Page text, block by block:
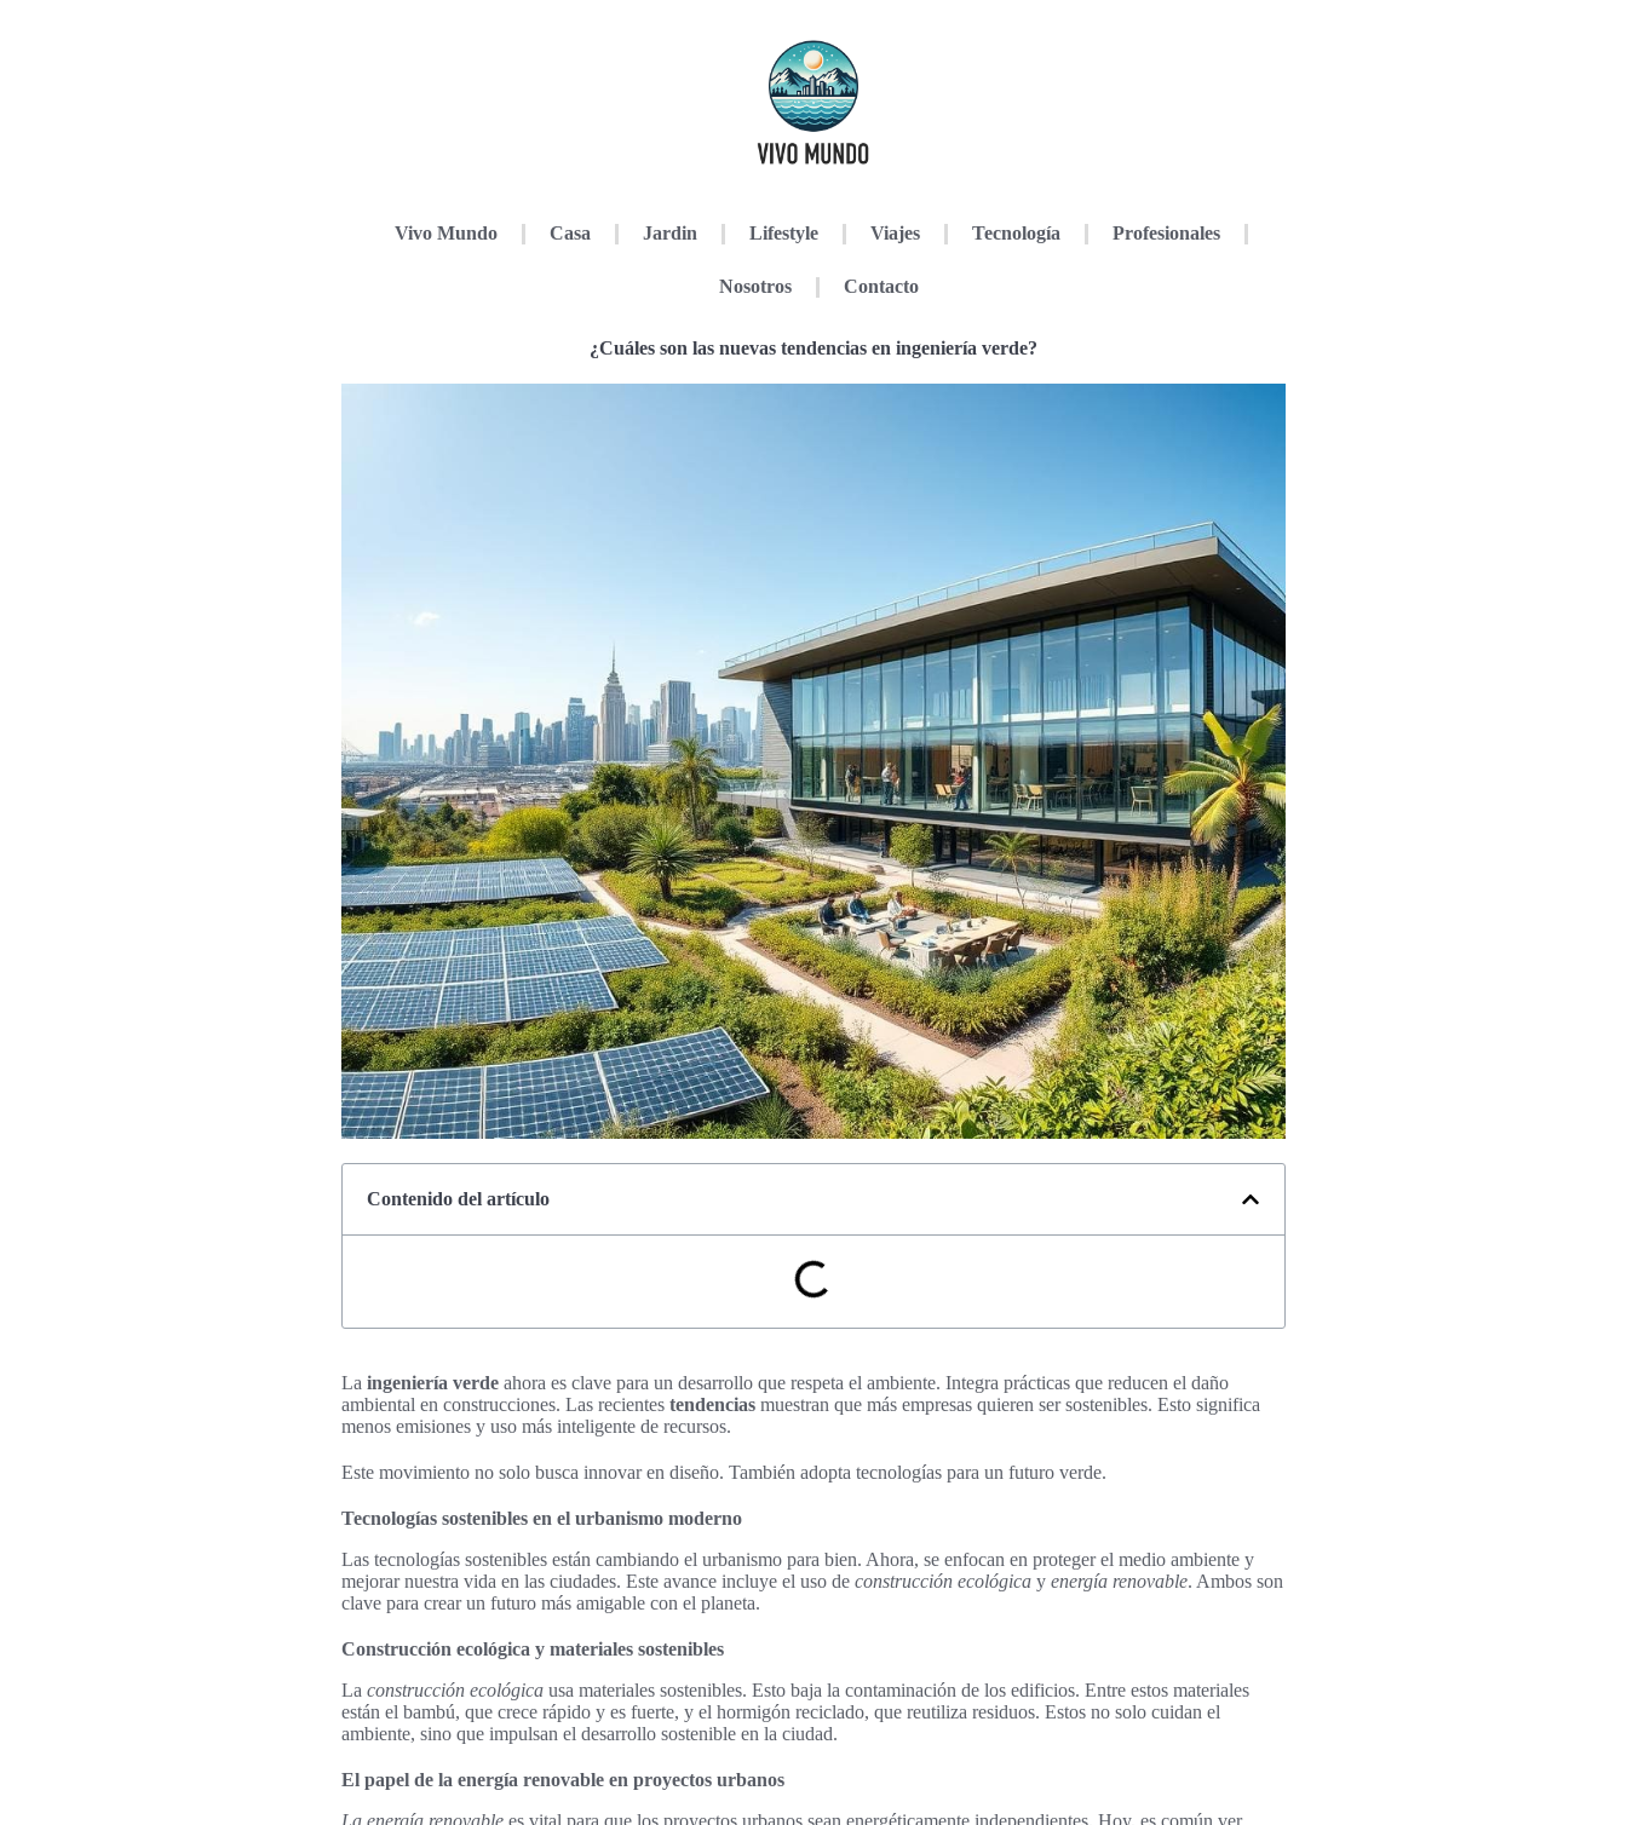
Vivo Mundo Casa Jardin Lifestyle Viajes Tecnología Profesionales
Nosotros Contacto
¿Cuáles son las nuevas tendencias en ingeniería verde?
Contenido del artículo
La ingeniería verde ahora es clave para un desarrollo que respeta el ambiente. Integra prácticas que reducen el daño
ambiental en construcciones. Las recientes tendencias muestran que más empresas quieren ser sostenibles. Esto significa
menos emisiones y uso más inteligente de recursos.
Este movimiento no solo busca innovar en diseño. También adopta tecnologías para un futuro verde.
Tecnologías sostenibles en el urbanismo moderno
Las tecnologías sostenibles están cambiando el urbanismo para bien. Ahora, se enfocan en proteger el medio ambiente y
mejorar nuestra vida en las ciudades. Este avance incluye el uso de construcción ecológica y energía renovable. Ambos son
clave para crear un futuro más amigable con el planeta.
Construcción ecológica y materiales sostenibles
La construcción ecológica usa materiales sostenibles. Esto baja la contaminación de los edificios. Entre estos materiales
están el bambú, que crece rápido y es fuerte, y el hormigón reciclado, que reutiliza residuos. Estos no solo cuidan el
ambiente, sino que impulsan el desarrollo sostenible en la ciudad.
El papel de la energía renovable en proyectos urbanos
La energía renovable es vital para que los proyectos urbanos sean energéticamente independientes. Hoy, es común ver